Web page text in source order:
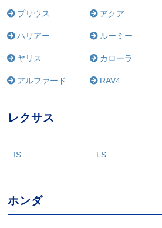
プリウス アクア
ハリアー ルーミー
ヤリス カローラ
アルファード RAV4
レクサス
IS LS
ホンダ